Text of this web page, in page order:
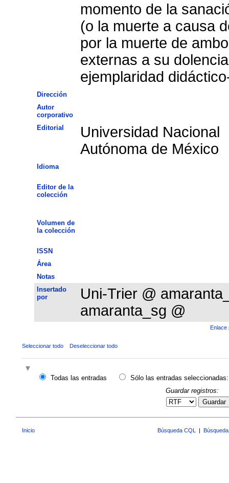
momento de la
(o la muerte a causa
por la muerte de
externas a su
ejemplaridad
Dirección
Autor
corporativo
Editorial
Universidad Nacional
Autónoma de México
Idioma
Editor de la
colección
Volumen de
la colección
ISSN
Área
Notas
Insertado
por
Uni-Trier @
amaranta_sg @
Enlace
Seleccionar todo Deseleccionar todo
Todas las entradas
Sólo las entradas seleccionadas:
Guardar registros:
Guardar
Inicio Búsqueda CQL